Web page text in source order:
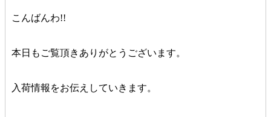
こんばんわ!!
本日もご覧頂きありがとうございます。
入荷情報をお伝えしていきます。